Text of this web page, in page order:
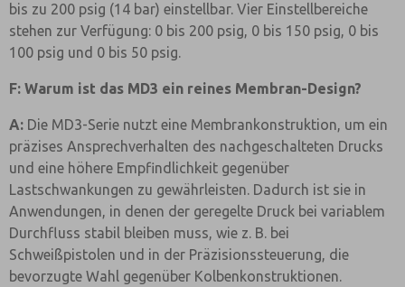
bis zu 200 psig (14 bar) einstellbar. Vier Einstellbereiche
stehen zur Verfügung: 0 bis 200 psig, 0 bis 150 psig, 0 bis
100 psig und 0 bis 50 psig.
F: Warum ist das MD3 ein reines Membran-Design?
A: Die MD3-Serie nutzt eine Membrankonstruktion, um ein
präzises Ansprechverhalten des nachgeschalteten Drucks
und eine höhere Empfindlichkeit gegenüber
Lastschwankungen zu gewährleisten. Dadurch ist sie in
Anwendungen, in denen der geregelte Druck bei variablem
Durchfluss stabil bleiben muss, wie z. B. bei
Schweißpistolen und in der Präzisionssteuerung, die
bevorzugte Wahl gegenüber Kolbenkonstruktionen.